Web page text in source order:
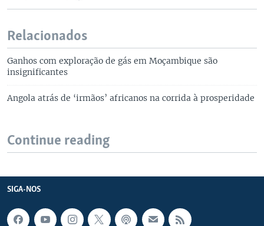
Relacionados
Ganhos com exploração de gás em Moçambique são
insignificantes
Angola atrás de ‘irmãos’ africanos na corrida à prosperidade
Continue reading
SIGA-NOS